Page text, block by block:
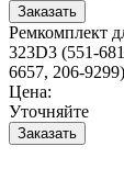
Ремкомплект
323D3 (551-
6657, 206-9299)
Цена:
Уточняйте